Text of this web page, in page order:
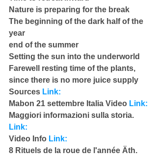
Nature is preparing for the break
The beginning of the dark half of the
year
end of the summer
Setting the sun into the underworld
Farewell resting time of the plants,
since there is no more juice supply
Sources Link:
Mabon 21 settembre Italia Video Link:
Maggiori informazioni sulla storia.
Link:
Video Info Link:
8 Rituels de la roue de l'année Äth.